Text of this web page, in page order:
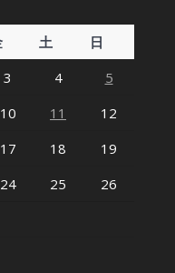
土
日
3 4
5
10 11
12
17 18
19
24 25
26